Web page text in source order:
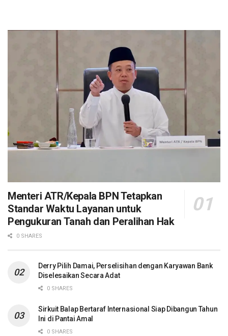
Menteri ATR/Kepala BPN Tetapkan
Standar Waktu Layanan untuk
Pengukuran Tanah dan Peralihan Hak
0 SHARES
Derry Pilih Damai, Perselisihan dengan Karyawan Bank
Diselesaikan Secara Adat
0 SHARES
Sirkuit Balap Bertaraf Internasional Siap Dibangun Tahun
Ini di Pantai Amal
0 SHARES